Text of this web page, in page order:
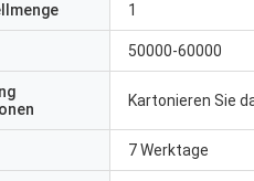
1
50000-60000
Kartonieren Sie
7 Werktage